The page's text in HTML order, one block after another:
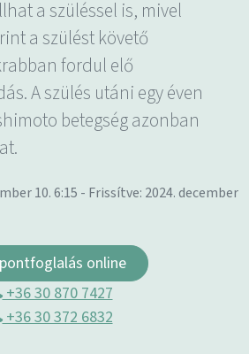
a szüléssel is, mivel
a szülést követő
fordul elő
A szülés utáni egy éven
betegség azonban
10. 6:15 - Frissítve: 2024. december
online
+36 30 870 7427
+36 30 372 6832